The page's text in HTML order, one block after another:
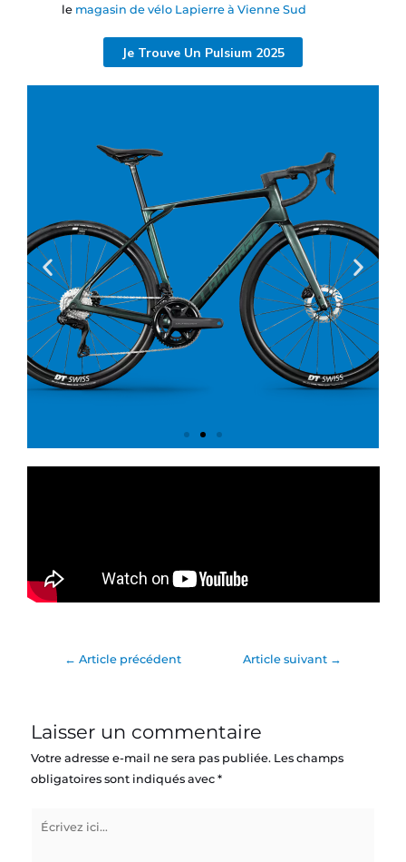
le magasin de vélo Lapierre à Vienne Sud
Je Trouve Un Pulsium 2025
← Article précédent Article suivant →
Laisser un commentaire
Votre adresse e-mail ne sera pas publiée. Les champs
obligatoires sont indiqués avec*